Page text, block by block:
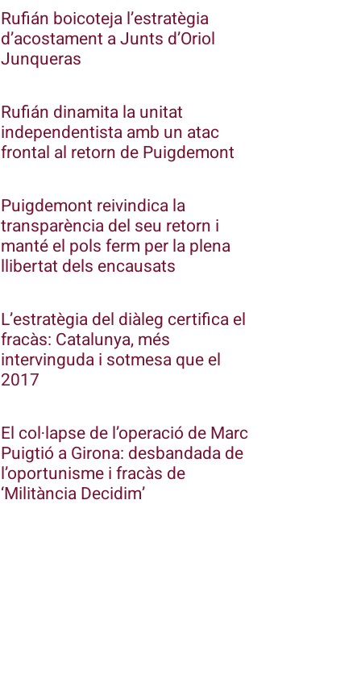
Rufián boicoteja l’estratègia
d’acostament a Junts d’Oriol
Junqueras
Rufián dinamita la unitat
independentista amb un atac
frontal al retorn de Puigdemont
Puigdemont reivindica la
transparència del seu retorn i
manté el pols ferm per la plena
llibertat dels encausats
L’estratègia del diàleg certifica el
fracàs: Catalunya, més
intervinguda i sotmesa que el
2017
El col·lapse de l’operació de Marc
Puigtió a Girona: desbandada de
l’oportunisme i fracàs de
‘Militància Decidim’